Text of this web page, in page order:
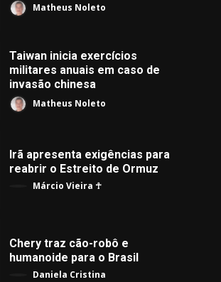
Matheus Noleto
Taiwan inicia exercícios
militares anuais em caso de
invasão chinesa
Matheus Noleto
Irã apresenta exigências para
reabrir o Estreito de Ormuz
Márcio Vieira ☥
Chery traz cão-robô e
humanoide para o Brasil
Daniela Cristina